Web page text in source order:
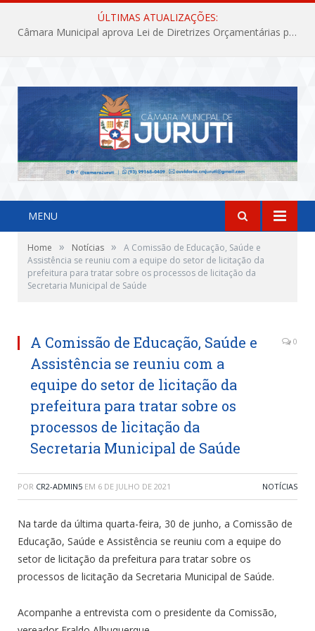
ÚLTIMAS ATUALIZAÇÕES:
Câmara Municipal aprova Lei de Diretrizes Orçamentárias para o exercício financeiro de 2027
MENU
Home » Notícias »
A Comissão de Educação, Saúde e
Assistência se reuniu com a equipe do setor de licitação da
prefeitura para tratar sobre os processos de licitação da
Secretaria Municipal de Saúde
A Comissão de Educação, Saúde e
Assistência se reuniu com a
equipe do setor de licitação da
prefeitura para tratar sobre os
processos de licitação da
Secretaria Municipal de Saúde
0
POR CR2-ADMIN5 EM 6 DE JULHO DE 2021 NOTÍCIAS
Na tarde da última quarta-feira, 30 de junho, a Comissão de
Educação, Saúde e Assistência se reuniu com a equipe do
setor de licitação da prefeitura para tratar sobre os
processos de licitação da Secretaria Municipal de Saúde.
Acompanhe a entrevista com o presidente da Comissão,